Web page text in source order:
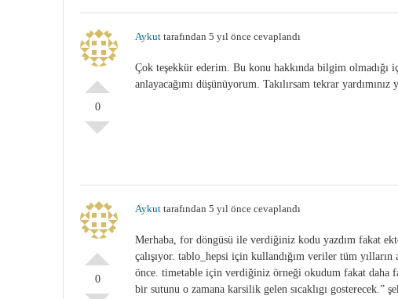
0
Aykut tarafından 5 yıl önce cevaplandı
Çok teşekkür ederim. Bu konu hakkında bilgim olmadığı
anlayacağımı düşünüyorum. Takılırsam tekrar yardımınız
0
Aykut tarafından 5 yıl önce cevaplandı
Merhaba, for döngüsü ile verdiğiniz kodu yazdım fakat
çalışıyor. tablo_hepsi için kullandığım veriler tüm
önce. timetable için verdiğiniz örneği okudum fakat daha
bir sutunu o zamana karsilik gelen sıcaklıgı gosterecek.”